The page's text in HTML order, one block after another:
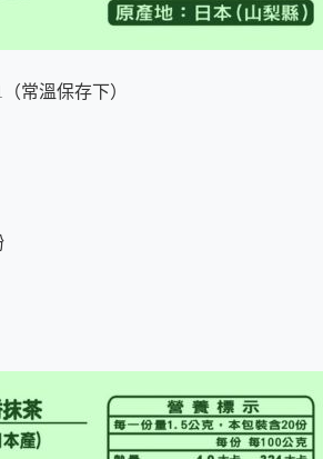
08
（常溫保存下）